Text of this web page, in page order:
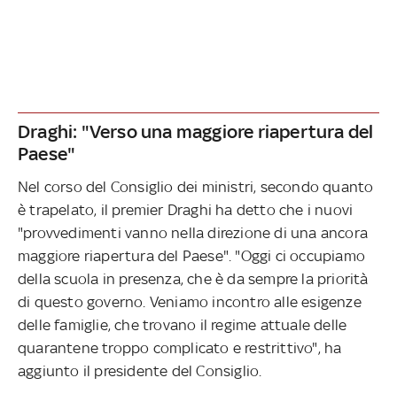
Draghi: "Verso una maggiore riapertura del
Paese"
Nel corso del Consiglio dei ministri, secondo quanto
è trapelato, il premier Draghi ha detto che i nuovi
"provvedimenti vanno nella direzione di una ancora
maggiore riapertura del Paese". "Oggi ci occupiamo
della scuola in presenza, che è da sempre la priorità
di questo governo. Veniamo incontro alle esigenze
delle famiglie, che trovano il regime attuale delle
quarantene troppo complicato e restrittivo", ha
aggiunto il presidente del Consiglio.